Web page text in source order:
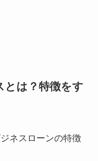
とは？特徴をす
ネスローンの特徴